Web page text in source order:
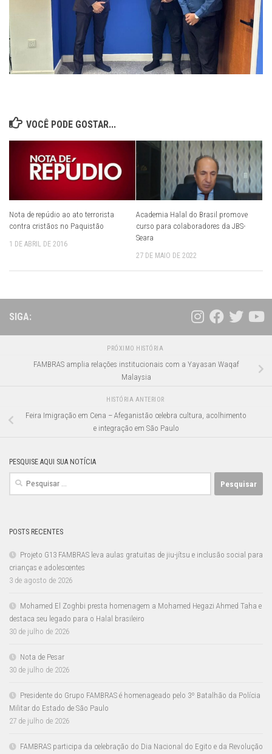
VOCÊ PODE GOSTAR...
Nota de repúdio ao ato terrorista
contra cristãos no Paquistão
1 DE ABRIL DE 2016
Academia Halal do Brasil promove
curso para colaboradores da JBS-
Seara
27 DE MAIO DE 2022
SIGA:
PRÓXIMO HISTÓRIA
FAMBRAS amplia relações institucionais com a Yayasan Waqaf
Malaysia
HISTÓRIA ANTERIOR
Feira Imigração em Cena – Afeganistão celebra cultura, acolhimento
e integração em São Paulo
PESQUISE AQUI SUA NOTÍCIA
Pesquisar
POSTS RECENTES
Projeto G13 FAMBRAS leva aulas gratuitas de jiu-jítsu e inclusão social para
crianças e adolescentes
3 de agosto de 2026
Mohamed El Zoghbi presta homenagem a Mohamed Hegazi Ahmed Taha e
destaca seu legado para o Halal brasileiro
30 de julho de 2026
Nota de Pesar
30 de julho de 2026
Presidente do Grupo FAMBRAS é homenageado pelo 3º Batalhão da Polícia
Militar do Estado de São Paulo
27 de julho de 2026
FAMBRAS participa da celebração do Dia Nacional do Egito e da Revolução